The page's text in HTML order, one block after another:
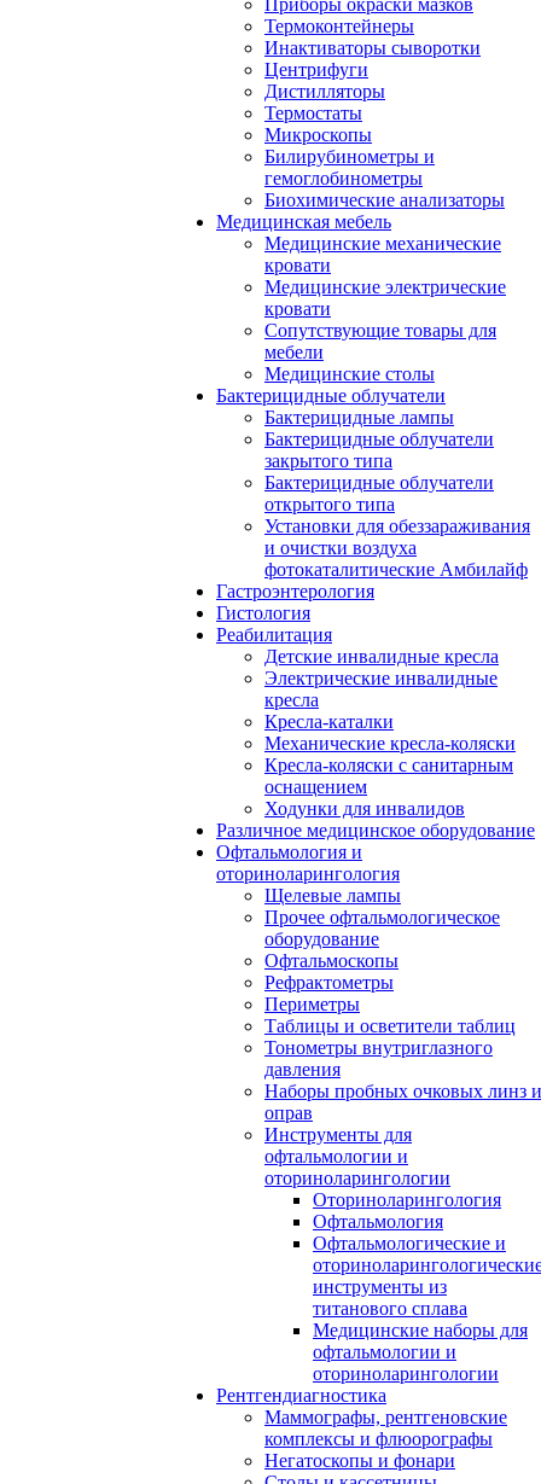
Приборы окраски мазков
Термоконтейнеры
Инактиваторы сыворотки
Центрифуги
Дистилляторы
Термостаты
Микроскопы
Билирубинометры и
гемоглобинометры
Биохимические анализаторы
Медицинская мебель
Медицинские механические
кровати
Медицинские электрические
кровати
Сопутствующие товары для
мебели
Медицинские столы
Бактерицидные облучатели
Бактерицидные лампы
Бактерицидные облучатели
закрытого типа
Бактерицидные облучатели
открытого типа
Установки для обеззараживания
и очистки воздуха
фотокаталитические Амбилайф
Гастроэнтерология
Гистология
Реабилитация
Детские инвалидные кресла
Электрические инвалидные
кресла
Кресла-каталки
Механические кресла-коляски
Кресла-коляски с санитарным
оснащением
Ходунки для инвалидов
Различное медицинское оборудование
Офтальмология и
оториноларингология
Щелевые лампы
Прочее офтальмологическое
оборудование
Офтальмоскопы
Рефрактометры
Периметры
Таблицы и осветители таблиц
Тонометры внутриглазного
давления
Наборы пробных очковых линз и
оправ
Инструменты для
офтальмологии и
оториноларингологии
Оториноларингология
Офтальмология
Офтальмологические и
инструменты из
титанового сплава
Медицинские наборы для
офтальмологии и
оториноларингологии
Рентгендиагностика
Маммографы, рентгеновские
комплексы и флюорографы
Негатоскопы и фонари